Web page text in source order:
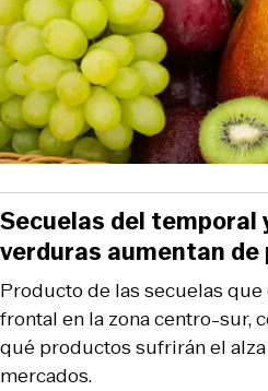
Producto de las secuelas
frontal en la zona centro-sur,
qué productos sufrirán el
mercados.
Secuelas del temporal
verduras aumentan de